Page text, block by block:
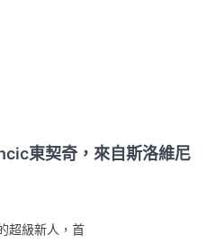
東契奇，來自斯洛維尼
超級新人，首